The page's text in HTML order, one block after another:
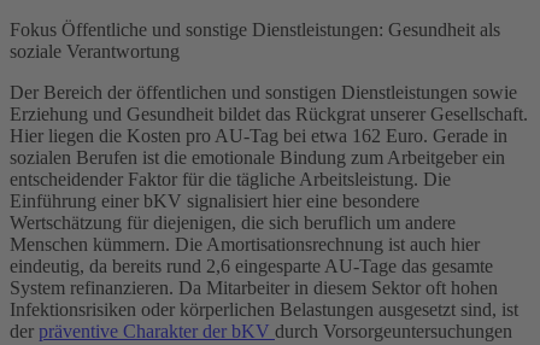
Fokus Öffentliche und sonstige Dienstleistungen: Gesundheit als
soziale Verantwortung
Der Bereich der öffentlichen und sonstigen Dienstleistungen sowie
Erziehung und Gesundheit bildet das Rückgrat unserer Gesellschaft.
Hier liegen die Kosten pro AU-Tag bei etwa 162 Euro. Gerade in
sozialen Berufen ist die emotionale Bindung zum Arbeitgeber ein
entscheidender Faktor für die tägliche Arbeitsleistung. Die
Einführung einer bKV signalisiert hier eine besondere
Wertschätzung für diejenigen, die sich beruflich um andere
Menschen kümmern. Die Amortisationsrechnung ist auch hier
eindeutig, da bereits rund 2,6 eingesparte AU-Tage das gesamte
System refinanzieren. Da Mitarbeiter in diesem Sektor oft hohen
Infektionsrisiken oder körperlichen Belastungen ausgesetzt sind, ist
der präventive Charakter der bKV durch Vorsorgeuntersuchungen